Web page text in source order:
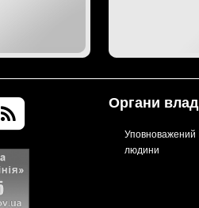
Органи
Уповноважений
людини